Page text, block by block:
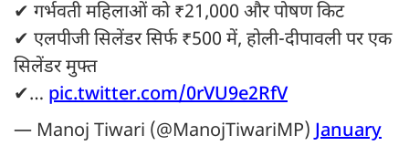
✔ गर्भवती महिलाओं को ₹21,000 और पोषण किट
✔ एलपीजी सिलेंडर सिर्फ ₹500 में, होली-दीपावली पर एक
सिलेंडर मुफ्त
✔… pic.twitter.com/0rVU9e2RfV
— Manoj Tiwari (@ManojTiwariMP) January